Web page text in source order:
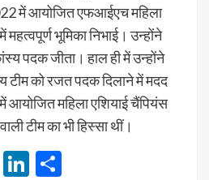
में आयोजित एफआईएच महिला
भूमिका निभाई। उन्होंने
पदक जीता। हाल ही में उन्होंने
टीम को रजत पदक दिलाने में मदद
आयोजित महिला एशियाई चैंपियंस
टीम का भी हिस्सा थीं।
TwitterLinkedIn